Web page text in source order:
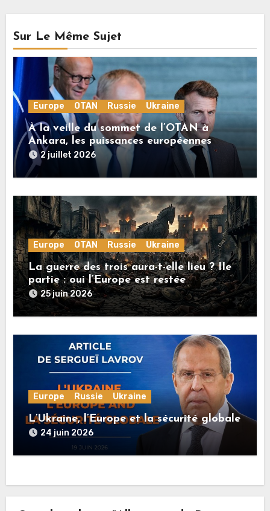
Sur Le Même Sujet
Europe OTAN Russie Ukraine
À la veille du sommet de l’OTAN à
Ankara, les puissances européennes
poussent la guerre en Ukraine vers un
conflit direct avec la Russie
2 juillet 2026
Europe OTAN Russie Ukraine
La guerre des trois aura-t-elle lieu ? IIe
partie : oui l’Europe est restée
rationnelle !
25 juin 2026
Europe Russie Ukraine
L’Ukraine, l’Europe et la sécurité globale
24 juin 2026